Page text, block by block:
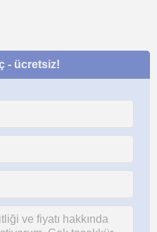
- ücretsiz!